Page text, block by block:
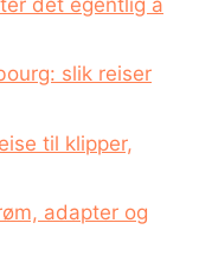
slik reiser
til klipper,
adapter og